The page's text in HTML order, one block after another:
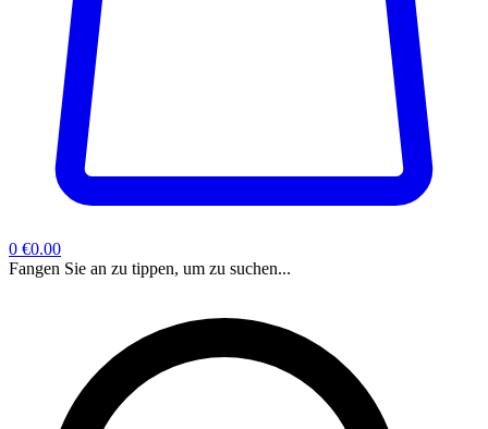
0 €0.00
Fangen Sie an zu tippen, um zu suchen...